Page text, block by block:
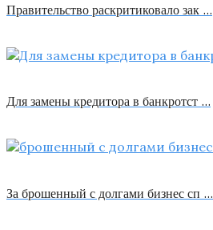
Правительство раскритиковало зак …
Для замены кредитора в банкротст …
За брошенный с долгами бизнес сп …